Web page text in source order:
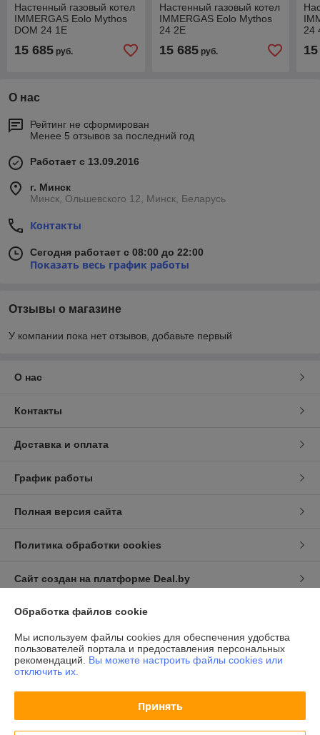
Настенный газовый котел
IMMERGAS Eolo Mythos
DOM 24 1E
15 685 руб.
Настенный газовый котел
IMMERGAS Eolo Mythos
24 2E
15 685руб.
24
О нас
Рейтинг не сформирован
Менее 5 отзывов за последний год
Работает с 13.09.2016
г. Минск
Минск, Ольшевского 12, Минск, Беларусь
Контакты
Сегодня работает с 08:00 до 22:00
Показать весь график работы
Отзывы о магазине
У компании пока нет отзывов, добавьте первый
О нас
Контакты
Доставка и оплата
График работы
Полная версия сайта
Политика обработки cookies
Сайт создан на платформе Deal.by
Индивидуальный предприниматель:ИП Халявко Владимир
Анатольевич
220141, г. Минск, ул. Ф. Скорины 37-72
Регистрационный номер ЕГР: 193207107
Обработка файлов cookie
Мы используем файлы cookies для обеспечения удобства
пользователей портала и предоставления персональных
рекомендаций. Вы можете настроить файлы cookies или
отключить их.
Принять